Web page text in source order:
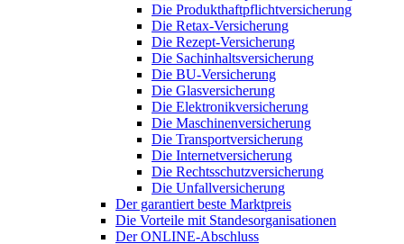
Die Produkthaftpflichtversicherung
Die Retax-Versicherung
Die Rezept-Versicherung
Die Sachinhaltsversicherung
Die BU-Versicherung
Die Glasversicherung
Die Elektronikversicherung
Die Maschinenversicherung
Die Transportversicherung
Die Internetversicherung
Die Rechtsschutzversicherung
Die Unfallversicherung
Der garantiert beste Marktpreis
Die Vorteile mit Standesorganisationen
Der ONLINE-Abschluss